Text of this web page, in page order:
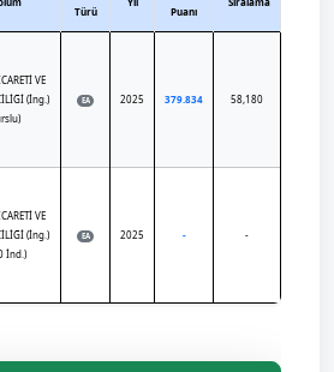
Türü
Puanı
VE
(İng.)
EA 2025 379.834 58,180
VE
(İng.)
İnd.)
EA 2025 - -